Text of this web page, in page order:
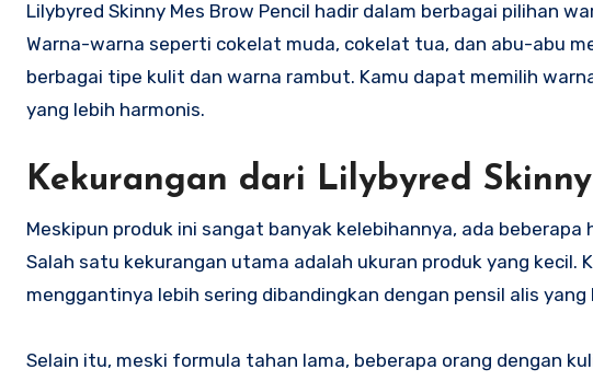
Lilybyred Skinny Mes Brow Pencil hadir dalam berbagai pilihan
Warna-warna seperti cokelat muda, cokelat tua, dan abu-abu
berbagai tipe kulit dan warna rambut. Kamu dapat memilih
yang lebih harmonis.
Kekurangan dari Lilybyred
Meskipun produk ini sangat banyak kelebihannya, ada
Salah satu kekurangan utama adalah ukuran produk yang kecil.
menggantinya lebih sering dibandingkan dengan pensil alis yang
Selain itu, meski formula tahan lama, beberapa orang dengan